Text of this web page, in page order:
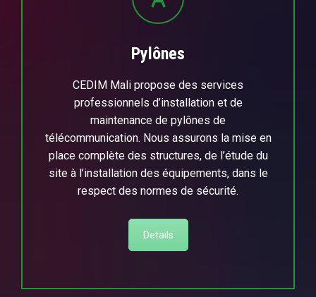
Pylônes
CEDIM Mali propose des services
professionnels d’installation et de
maintenance de pylônes de
télécommunication. Nous assurons la mise en
place complète des structures, de l’étude du
site à l’installation des équipements, dans le
respect des normes de sécurité.
Details